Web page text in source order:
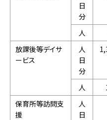
日
分
人
放課後等デイサ
ービス
人
日
分
人
保育所等訪問支
援
人
日